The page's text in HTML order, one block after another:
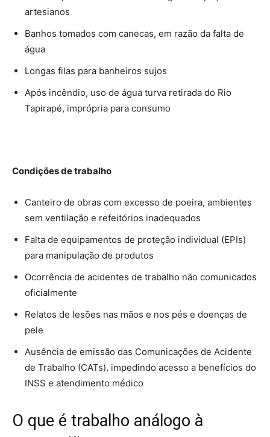
artesianos
Banhos tomados com canecas, em razão da falta de
água
Longas filas para banheiros sujos
Após incêndio, uso de água turva retirada do Rio
Tapirapé, imprópria para consumo
Condições de trabalho
Canteiro de obras com excesso de poeira, ambientes
sem ventilação e refeitórios inadequados
Falta de equipamentos de proteção individual (EPIs)
para manipulação de produtos
Ocorrência de acidentes de trabalho não comunicados
oficialmente
Relatos de lesões nas mãos e nos pés e doenças de
pele
Ausência de emissão das Comunicações de Acidente
de Trabalho (CATs), impedindo acesso a benefícios do
INSS e atendimento médico
O que é trabalho análogo à